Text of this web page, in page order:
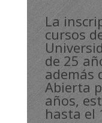
La
cursos
de 25
además
Abierta
años,
hasta el